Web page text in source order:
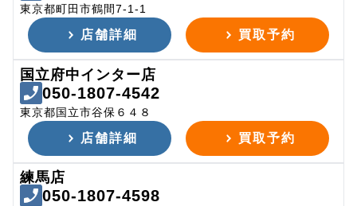
東京都町田市鶴間7-1-1
店舗詳細 買取予約
国立府中インター店
050-1807-4542
東京都国立市谷保６４８
店舗詳細 買取予約
練馬店
050-1807-4598